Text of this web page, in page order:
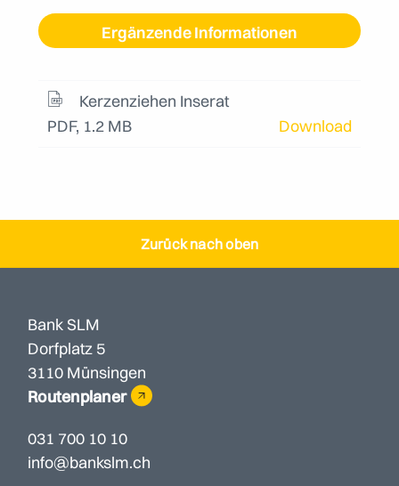
Ergänzende Informationen
Kerzenziehen Inserat
PDF, 1.2 MB
Download
Zurück nach oben
Bank SLM
Dorfplatz 5
3110 Münsingen
Routenplaner
031 700 10 10
info@bankslm.ch